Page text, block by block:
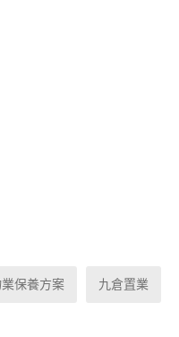
保養方案 九倉置業